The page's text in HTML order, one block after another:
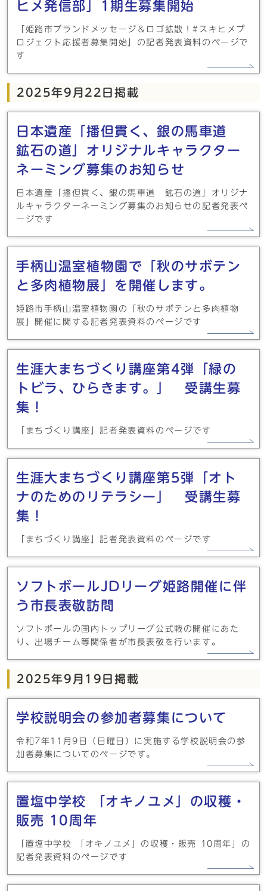
ヒメ発信部」1期生募集開始
「姫路市ブランドメッセージ＆ロゴ拡散！#スキヒメプ
ロジェクト応援者募集開始」の記者発表資料のページで
す
2025年9月22日掲載
日本遺産「播但貫く、銀の馬車道
鉱石の道」オリジナルキャラクター
ネーミング募集のお知らせ
日本遺産「播但貫く、銀の馬車道 鉱石の道」オリジナ
ルキャラクターネーミング募集のお知らせの記者発表ペ
ージです
手柄山温室植物園で「秋のサボテン
と多肉植物展」を開催します。
姫路市手柄山温室植物園の「秋のサボテンと多肉植物
展」開催に関する記者発表資料のページです
生涯大まちづくり講座第4弾「緑の
トビラ、ひらきます。」 受講生募
集！
「まちづくり講座」記者発表資料のページです
生涯大まちづくり講座第5弾「オト
ナのためのリテラシー」 受講生募
集！
「まちづくり講座」記者発表資料のページです
ソフトボールJDリーグ姫路開催に伴
う市長表敬訪問
ソフトボールの国内トップリーグ公式戦の開催にあた
り、出場チーム等関係者が市長表敬を行います。
2025年9月19日掲載
学校説明会の参加者募集について
令和7年11月9日（日曜日）に実施する学校説明会の参
加者募集についてのページです。
置塩中学校 「オキノユメ」の収穫・
販売 10周年
「置塩中学校 「オキノユメ」の収穫・販売 10周年」の
記者発表資料のページです